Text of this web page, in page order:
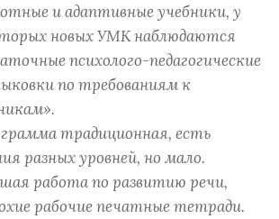
и адаптивные учебники, у
новых УМК наблюдаются
психолого-педагогические
по требованиям к
традиционная, есть
разных уровней, но мало.
работа по развитию речи,
рабочие печатные тетради.